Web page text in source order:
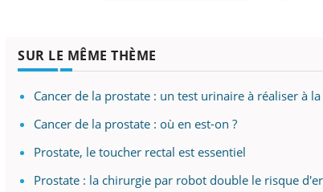
SUR LE MÊME THÈME
Cancer de la prostate : un test urinaire à réaliser à
Cancer de la prostate : où en est-on ?
Prostate, le toucher rectal est essentiel
Prostate : la chirurgie par robot double le risque